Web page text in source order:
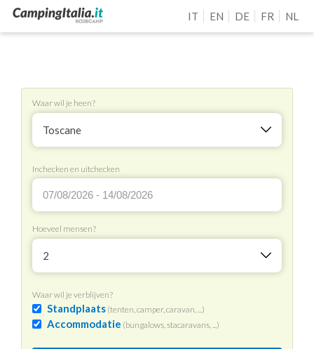
IT EN DE FR NL
Waar wil je heen?
Toscane
Inchecken en uitchecken
Hoeveel mensen?
2
Waar wil je verblijven?
Standplaats(tenten, camper, caravan, ...)
Accommodatie (bungalows, stacaravans, ...)